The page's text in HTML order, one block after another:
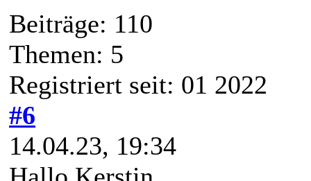
Beiträge: 110
Themen: 5
Registriert seit: 01 2022
#6
14.04.23, 19:34